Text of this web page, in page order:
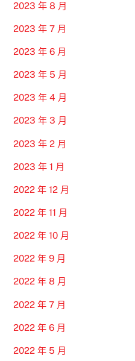
2023 年 8 月
2023 年 7 月
2023 年 6 月
2023 年 5 月
2023 年 4 月
2023 年 3 月
2023 年 2 月
2023 年 1 月
2022 年 12 月
2022 年 11 月
2022 年 10 月
2022 年 9 月
2022 年 8 月
2022 年 7 月
2022 年 6 月
2022 年 5 月